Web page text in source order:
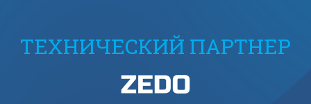
ТЕХНИЧЕСКИЙ ПАРТНЕР